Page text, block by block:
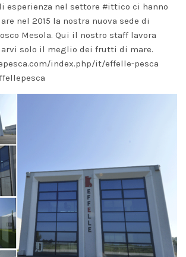
esperienza nel settore #ittico ci hanno
nel 2015 la nostra nuova sede di
Mesola. Qui il nostro staff lavora
solo il meglio dei frutti di mare.
.com/index.php/it/effelle-pesca